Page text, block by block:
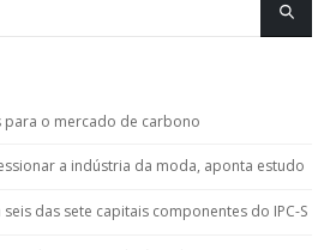
para o mercado de carbono
a indústria da moda, aponta estudo
das sete capitais componentes do IPC-S